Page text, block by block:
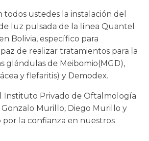
todos ustedes la instalación del
luz pulsada de la línea Quantel
Bolivia, específico para
de realizar tratamientos para la
glándulas de Meibomio(MGD),
y flefaritis) y Demodex.
Instituto Privado de Oftalmología
Gonzalo Murillo, Diego Murillo y
la confianza en nuestros